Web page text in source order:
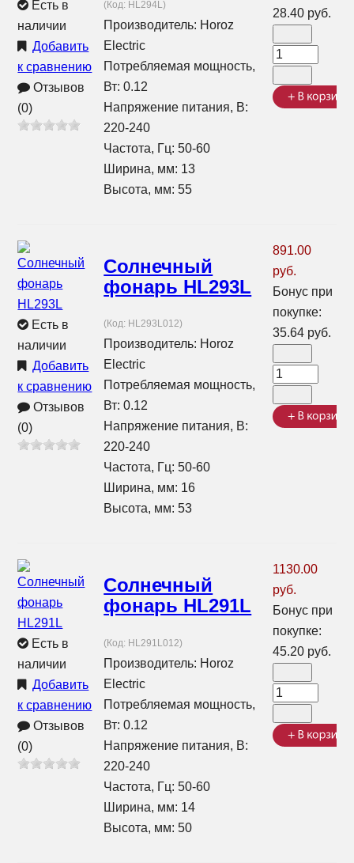
Есть в
наличии
Добавить
к сравнению
Отзывов
(0)
(Код: HL294L)
Производитель: Horoz
Electric
Потребляемая мощность,
Вт: 0.12
Напряжение питания, В:
220-240
Частота, Гц: 50-60
Ширина, мм: 13
Высота, мм: 55
28.40 руб.
Есть в
наличии
Добавить
к сравнению
Отзывов
(0)
Солнечный
фонарь HL293L
(Код: HL293L012)
Производитель: Horoz
Electric
Потребляемая мощность,
Вт: 0.12
Напряжение питания, В:
220-240
Частота, Гц: 50-60
Ширина, мм: 16
Высота, мм: 53
891.00
руб.
Бонус при
покупке:
35.64 руб.
Есть в
наличии
Добавить
к сравнению
Отзывов
(0)
Солнечный
фонарь HL291L
(Код: HL291L012)
Производитель: Horoz
Electric
Потребляемая мощность,
Вт: 0.12
Напряжение питания, В:
220-240
Частота, Гц: 50-60
Ширина, мм: 14
Высота, мм: 50
1130.00
руб.
Бонус при
покупке:
45.20 руб.